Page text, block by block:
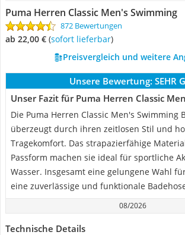
Puma Herren Classic Men's Swimming
872 Bewertungen
ab 22,00 € ( Sofort lieferbar)
Preisvergleich und weitere
Unsere Bewertung: SEHR
Unser Fazit für Puma Herren Classic
Die Puma Herren Classic Men's Swimming
überzeugt durch ihren zeitlosen Stil und
Tragekomfort. Das strapazierfähige
Passform machen sie ideal für sportliche
Wasser. Insgesamt eine gelungene Wahl
eine zuverlässige und funktionale
08/2026
Technische Details